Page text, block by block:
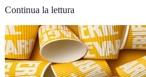
Continua la lettura